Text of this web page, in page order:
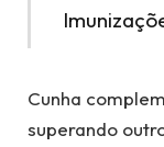
Cunha
superando